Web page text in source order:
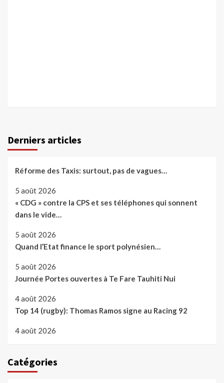
Derniers articles
Réforme des Taxis: surtout, pas de vagues…
5 août 2026
« CDG » contre la CPS et ses téléphones qui sonnent
dans le vide…
5 août 2026
Quand l’Etat finance le sport polynésien…
5 août 2026
Journée Portes ouvertes à Te Fare Tauhiti Nui
4 août 2026
Top 14 (rugby): Thomas Ramos signe au Racing 92
4 août 2026
Catégories